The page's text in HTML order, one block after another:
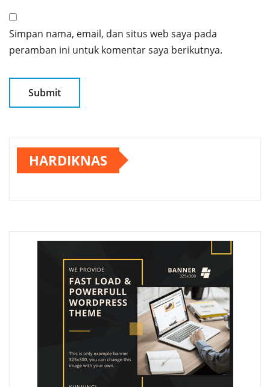
Simpan nama, email, dan situs web saya pada
peramban ini untuk komentar saya berikutnya.
HARDIKNAS